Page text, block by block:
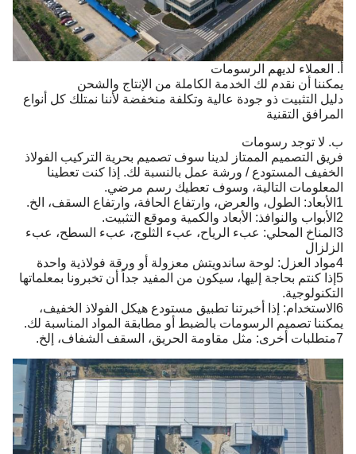
أ. العملاء لديهم الرسومات
يمكننا أن نقدم لك الخدمة الكاملة من الإنتاج والشحن
دليل التثبيت ذو جودة عالية وتكلفة منخفضة لأننا نمتلك كل أنواع
المرافق التقنية
ب. لا توجد رسومات
فريق التصميم الممتاز لدينا سوف تصميم بحرية التركيب الفولاذ
الخفيف المستودع / ورشة عمل بالنسبة لك. إذا كنت تعطينا
المعلومات التالية، وسوف تعطيك رسم مرضي.
1الأبعاد: الطول، والعرض، وارتفاع الحافة، وارتفاع السقف، الخ.
2الأبواب والنوافذ: الأبعاد والكمية وموقع التثبيت.
3المناخ المحلي: عبء الرياح، عبء الثلوج، عبء السطح، عبء
الزلزال
4مواد العزل: لوحة ساندويتش معزولة أو ورقة فولاذية واحدة
5إذا كنتم بحاجة إليها، سيكون من المفيد جداً أن تخبرونا بمعلماتها
التكنولوجية.
6الاستخدام: إذا أخبرتنا تطبيق مستودع هيكل الفولاذ الخفيف،
يمكننا تصميم الرسومات بالضبط أو مطابقة المواد المناسبة لك.
7متطلبات أخرى: مثل مقاومة الحريق، السقف الشفاف، إلخ.